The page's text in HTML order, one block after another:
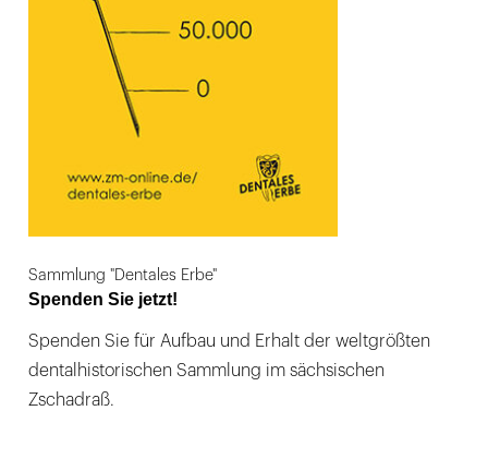
Sammlung "Dentales Erbe"
Spenden Sie jetzt!
Spenden Sie für Aufbau und Erhalt der weltgrößten
dentalhistorischen Sammlung im sächsischen
Zschadraß.